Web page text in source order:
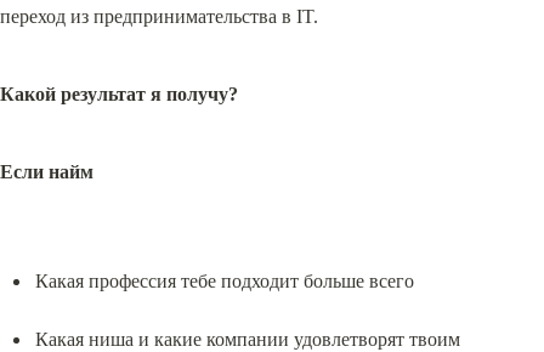
переход из предпринимательства в IT.
Какой результат я получу?
Если найм
Какая профессия тебе подходит больше всего
Какая ниша и какие компании удовлетворят твоим